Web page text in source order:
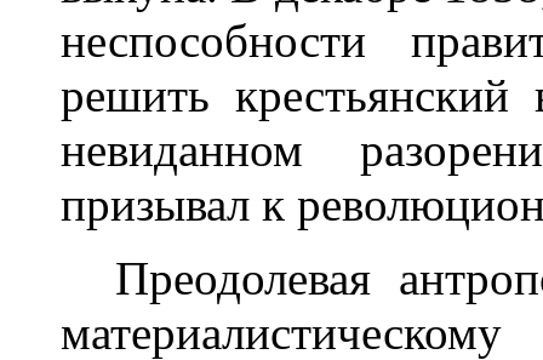
неспособности
решить
невиданном
призывал к
Преодолевая